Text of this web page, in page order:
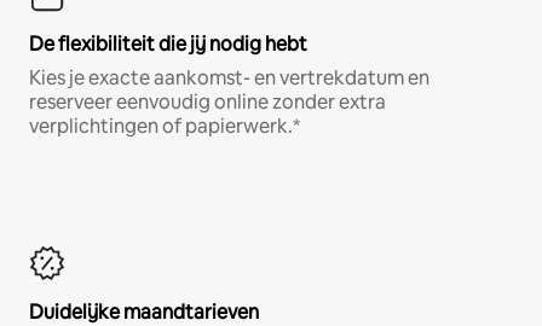
De flexibiliteit die jij nodig hebt
Kies je exacte aankomst- en vertrekdatum en
reserveer eenvoudig online zonder extra
verplichtingen of papierwerk.*
Duidelijke maandtarieven